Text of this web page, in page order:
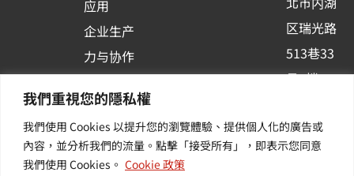
我們重視您的隱私權
我們使用 Cookies 以提升您的瀏覽體驗、提供個人化的廣告或
內容，並分析我們的流量。點擊「接受所有」，即表示您同意
我們使用 Cookies。 Cookie 政策
应用
企业生产
力与协作
台应用
其他/增
值服务
q
u
a
r
区瑞光路
513巷33
号6楼
新讯 | 提
供您最新